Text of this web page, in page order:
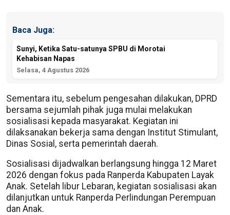
Baca Juga:
Sunyi, Ketika Satu-satunya SPBU di Morotai
Kehabisan Napas
Selasa, 4 Agustus 2026
Sementara itu, sebelum pengesahan dilakukan, DPRD
bersama sejumlah pihak juga mulai melakukan
sosialisasi kepada masyarakat. Kegiatan ini
dilaksanakan bekerja sama dengan Institut Stimulant,
Dinas Sosial, serta pemerintah daerah.
Sosialisasi dijadwalkan berlangsung hingga 12 Maret
2026 dengan fokus pada Ranperda Kabupaten Layak
Anak. Setelah libur Lebaran, kegiatan sosialisasi akan
dilanjutkan untuk Ranperda Perlindungan Perempuan
dan Anak.